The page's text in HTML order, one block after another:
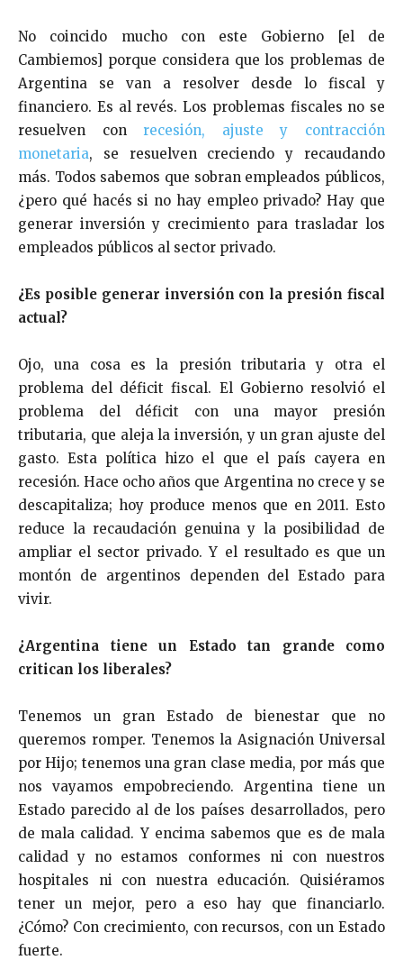
No coincido mucho con este Gobierno [el de
Cambiemos] porque considera que los problemas de
Argentina se van a resolver desde lo fiscal y
financiero. Es al revés. Los problemas fiscales no se
resuelven con recesión, ajuste y contracción
monetaria, se resuelven creciendo y recaudando
más. Todos sabemos que sobran empleados públicos,
¿pero qué hacés si no hay empleo privado? Hay que
generar inversión y crecimiento para trasladar los
empleados públicos al sector privado.
¿Es posible generar inversión con la presión fiscal
actual?
Ojo, una cosa es la presión tributaria y otra el
problema del déficit fiscal. El Gobierno resolvió el
problema del déficit con una mayor presión
tributaria, que aleja la inversión, y un gran ajuste del
gasto. Esta política hizo el que el país cayera en
recesión. Hace ocho años que Argentina no crece y se
descapitaliza; hoy produce menos que en 2011. Esto
reduce la recaudación genuina y la posibilidad de
ampliar el sector privado. Y el resultado es que un
montón de argentinos dependen del Estado para
vivir.
¿Argentina tiene un Estado tan grande como
critican los liberales?
Tenemos un gran Estado de bienestar que no
queremos romper. Tenemos la Asignación Universal
por Hijo; tenemos una gran clase media, por más que
nos vayamos empobreciendo. Argentina tiene un
Estado parecido al de los países desarrollados, pero
de mala calidad. Y encima sabemos que es de mala
calidad y no estamos conformes ni con nuestros
hospitales ni con nuestra educación. Quisiéramos
tener un mejor, pero a eso hay que financiarlo.
¿Cómo? Con crecimiento, con recursos, con un Estado
fuerte.